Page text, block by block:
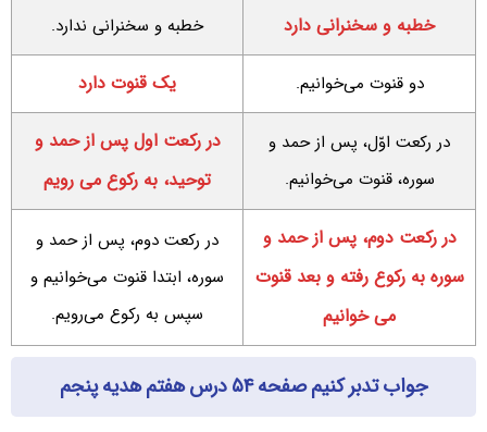
خطبه و سخنرانی دارد خطبه و سخنرانی ندارد.
دو قنوت می‌خوانیم. یک قنوت دارد
در رکعت اوّل، پس از حمد و
سوره، قنوت می‌خوانیم.
در رکعت اول پس از حمد و
توحید، به رکوع می رویم
در رکعت دوم، پس از حمد و
سوره به رکوع رفته و بعد قنوت
می خوانیم
در رکعت دوم، پس از حمد و
سوره، ابتدا قنوت می‌خوانیم و
سپس به رکوع می‌رویم.
جواب تدبر کنیم صفحه ۵۴ درس هفتم هدیه پنجم